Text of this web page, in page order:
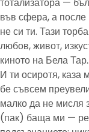
във сфера, а
не си ти. Тази
любов, живот,
киното на Бела
И ти осиротя, каза
бе съвсем
малко да не мисля
(пак) баща ми —